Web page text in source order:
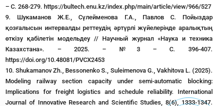
– С. 268-279. https://bultech.enu.kz/index.php/main/article/view/966/527
9. Шукаманов Ж.Е., Сүлейменова Г.А., Павлов С. Пойыздар
қозғалысын интервалды реттеудің әртүрлі жүйелерінде аралықтың
өткізу қабілетін модельдеу // Научный журнал «Наука и техника
Казахстана». – 2025. – №3 – С. 396-407.
https://doi.org/10.48081/PVCX2453
10. Shukamanov Zh., Bessonenko S., Suleimenova G., Vakhitova L. (2025).
Modeling railway section capacity under semi-automatic blocking:
Implications for freight logistics and schedule reliability. International
Journal of Innovative Research and Scientific Studies, 8(6), 1333-1347.